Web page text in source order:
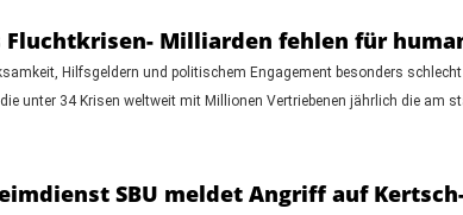
Fluchtkrisen- Milliarden fehlen für
Hilfsgeldern und politischem Engagement besonders
unter 34 Krisen weltweit mit Millionen Vertriebenen jährlich die am
SBU meldet Angriff auf